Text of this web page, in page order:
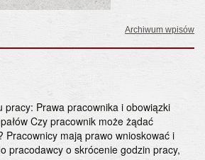
Archiwum wpisów
pracy: Prawa pracownika i obowiązki
Czy pracownik może żądać
Pracownicy mają prawo wnioskować i
pracodawcy o skrócenie godzin pracy,